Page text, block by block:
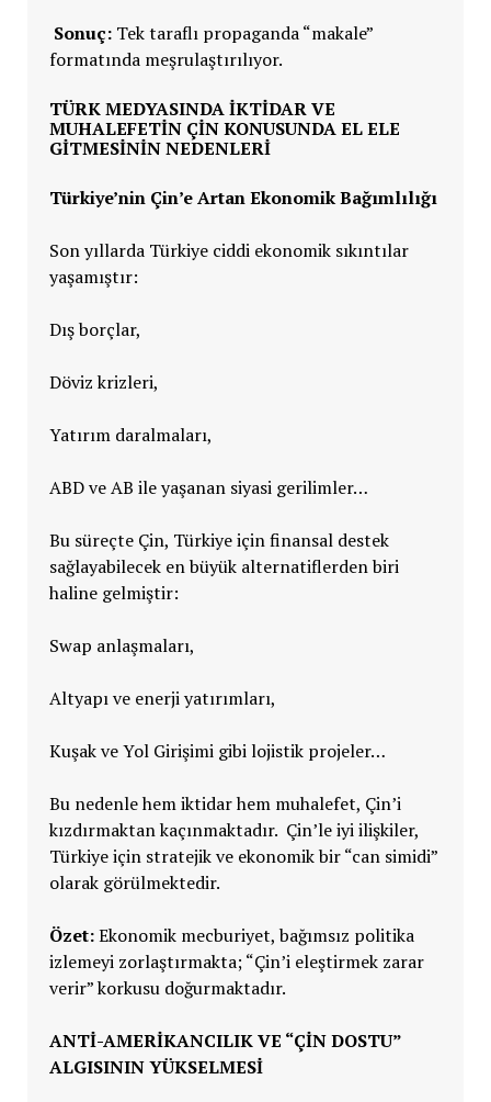
Sonuç:Tek taraflı propaganda “makale”
formatında meşrulaştırılıyor.
TÜRK MEDYASINDA İKTIDAR VE
MUHALEFETIN ÇIN KONUSUNDA EL ELE
GITMESININ NEDENLERI
Türkiye’nin Çin’e Artan Ekonomik Bağımlılığı
Son yıllarda Türkiye ciddi ekonomik sıkıntılar
yaşamıştır:
Dış borçlar,
Döviz krizleri,
Yatırım daralmaları,
ABD ve AB ile yaşanan siyasi gerilimler…
Bu süreçte Çin, Türkiye için finansal destek
sağlayabilecek en büyük alternatiflerden biri
haline gelmiştir:
Swap anlaşmaları,
Altyapı ve enerji yatırımları,
Kuşak ve Yol Girişimi gibi lojistik projeler…
Bu nedenle hem iktidar hem muhalefet, Çin’i
kızdırmaktan kaçınmaktadır. Çin’le iyi ilişkiler,
Türkiye için stratejik ve ekonomik bir “can simidi”
olarak görülmektedir.
Özet:Ekonomik mecburiyet, bağımsız politika
izlemeyi zorlaştırmakta; “Çin’i eleştirmek zarar
verir” korkusu doğurmaktadır.
ANTI-AMERIKANCILIK VE “ÇIN DOSTU”
ALGISININ YÜKSELMESI